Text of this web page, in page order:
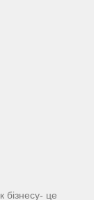
бізнесу- це